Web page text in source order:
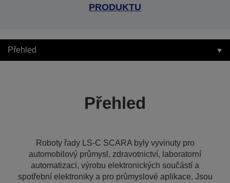
PRODUKTU
Přehled
Přehled
Roboty řady LS-C SCARA byly vyvinuty pro
automobilový průmysl, zdravotnictví, laboratorní
automatizaci, výrobu elektronických součástí a
spotřební elektroniky a pro průmyslové aplikace. Jsou